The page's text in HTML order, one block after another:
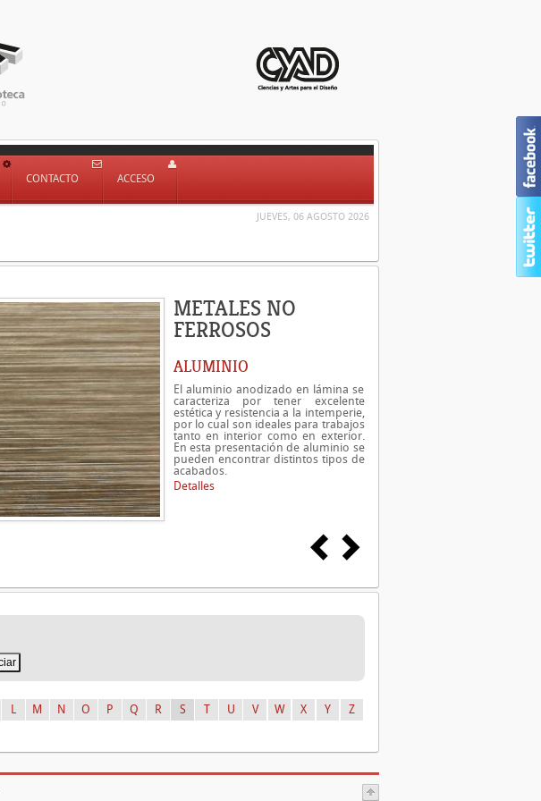
CONTACTO ACCESO
JUEVES, 06 AGOSTO 2026
METALES NO
FERROSOS
ALUMINIO
El aluminio anodizado en lámina se
caracteriza por tener excelente
estética y resistencia a la intemperie,
por lo cual son ideales para trabajos
tanto en interior como en exterior.
En esta presentación de aluminio se
pueden encontrar distintos tipos de
acabados.
Detalles
L M N O P Q R S T U V W X Y Z